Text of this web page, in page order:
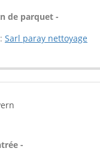
de parquet -
Sarl paray nettoyage
-